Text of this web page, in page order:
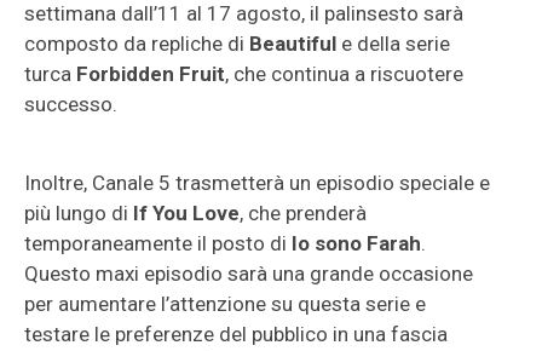
settimana dall’11 al 17 agosto, il palinsesto sarà
composto da repliche di Beautiful e della serie
turca Forbidden Fruit, che continua a riscuotere
successo.
Inoltre, Canale 5 trasmetterà un episodio speciale e
più lungo di If You Love, che prenderà
temporaneamente il posto di Io sono Farah.
Questo maxi episodio sarà una grande occasione
per aumentare l’attenzione su questa serie e
testare le preferenze del pubblico in una fascia